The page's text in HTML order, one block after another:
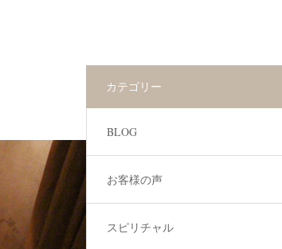
カテゴリー
BLOG
お客様の声
スピリチャル